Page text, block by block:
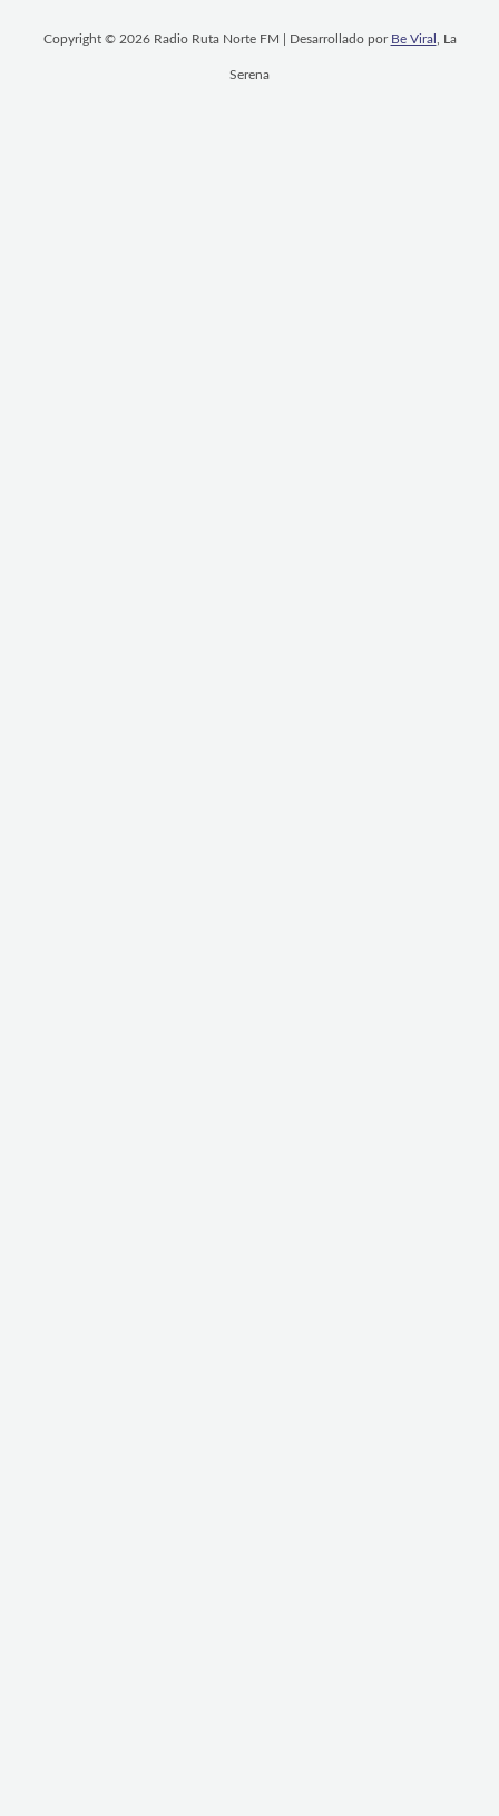
Copyright © 2026 Radio Ruta Norte FM | Desarrollado por Be Viral , La
Serena